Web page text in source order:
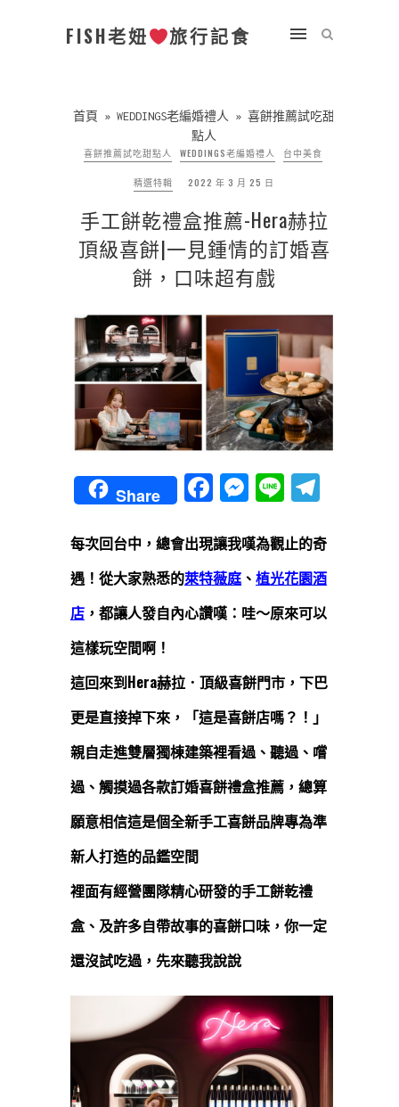
FISH老妞 旅行記食
首頁 » WEDDINGS老編婚禮人 » 喜餅推薦試吃甜
點人
喜餅推薦試吃甜點人
WEDDINGS老編婚禮人 台中美食
精選特輯 2022 年 3 月 25 日
手工餅乾禮盒推薦-Hera赫拉
頂級喜餅|一見鍾情的訂婚喜
餅，口味超有戲
Share Facebook
Messenger
Line
每次回台中，總會出現讓我嘆為觀止的奇
遇！從大家熟悉的萊特薇庭、 植光花園酒
店 ，都讓人發自內心讚嘆：哇～原來可以
這樣玩空間啊！
這回來到Hera赫拉．頂級喜餅門市，下巴
更是直接掉下來，「這是喜餅店嗎？！」
親自走進雙層獨棟建築裡看過、聽過、嚐
過、觸摸過各款訂婚喜餅禮盒推薦，總算
願意相信這是個全新手工喜餅品牌專為準
新人打造的品鑑空間
裡面有經營團隊精心研發的手工餅乾禮
盒、及許多自帶故事的喜餅口味，你一定
還沒試吃過，先來聽我說說